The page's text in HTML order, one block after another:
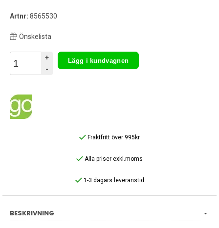
Artnr: 8565530
Önskelista
+
-
Lägg i kundvagnen
Fraktfritt över 995kr
Alla priser exkl.moms
1-3 dagars leveranstid
BESKRIVNING